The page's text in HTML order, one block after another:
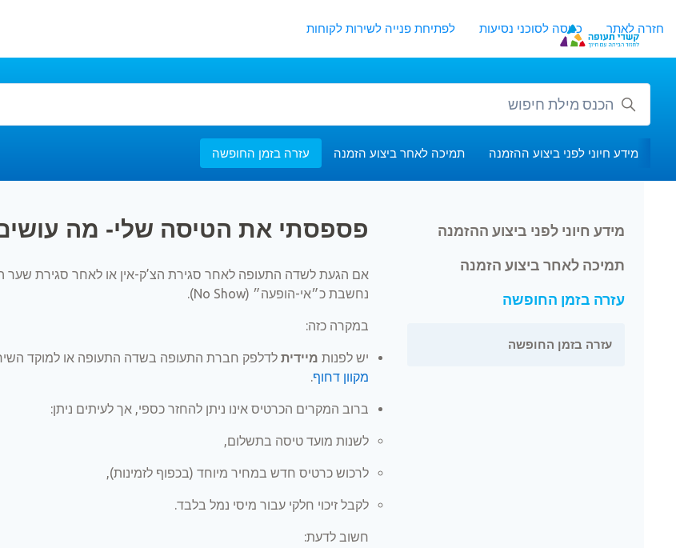
חזרה לאתר כניסה לסוכני נסיעות לפתיחת פנייה לשירות לקוחות
חיפוש
מידע חיוני לפני ביצוע ההזמנה תמיכה לאחר ביצוע הזמנה עזרה בזמן החופשה
פספסתי את הטיסה שלי- מה
אם הגעת לשדה התעופה לאחר סגירת הצ’ק-אין או לאחר סגירת שער
נחשבת כ״אי-הופעה״ (No Show).
במקרה כזה:
יש לפנות מיידית לדלפק חברת התעופה בשדה התעופה או למוקד
מקוון דחוף.
ברוב המקרים הכרטיס אינו ניתן להחזר כספי, אך לעיתים ניתן:
לשנות מועד טיסה בתשלום,
לרכוש כרטיס חדש במחיר מיוחד (בכפוף לזמינות),
לקבל זיכוי חלקי עבור מיסי נמל בלבד.
חשוב לדעת:
מידע חיוני לפני ביצוע ההזמנה
תמיכה לאחר ביצוע הזמנה
עזרה בזמן החופשה
עזרה בזמן החופשה